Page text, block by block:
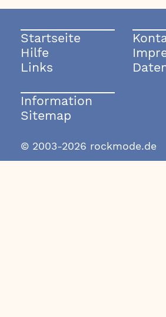
Startseite
Hilfe
Links
Information
Sitemap
© 2003-2026 rockmode.de